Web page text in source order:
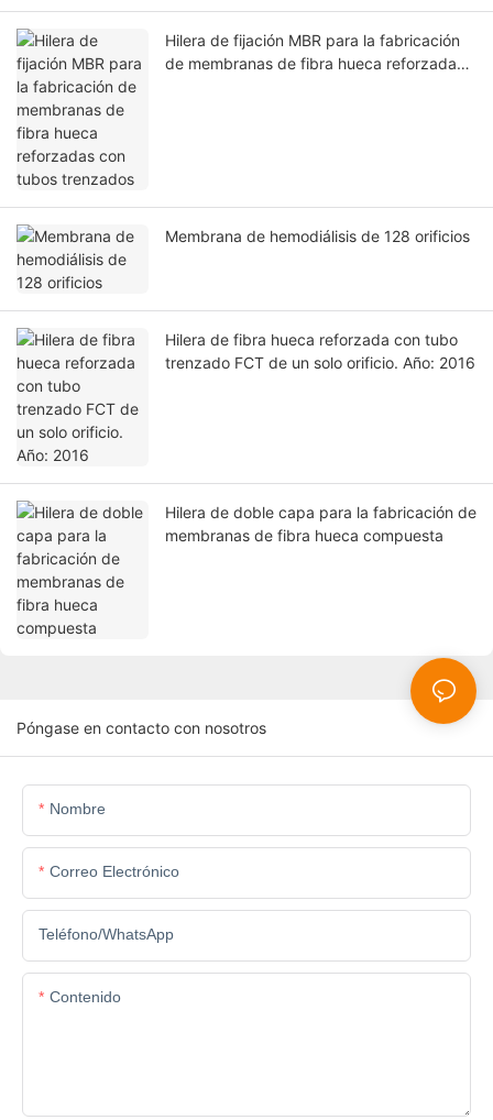
Hilera de fijación MBR para la fabricación
de membranas de fibra hueca reforzadas
Membrana de hemodiálisis de 128 orificios
Hilera de fibra hueca reforzada con tubo
trenzado FCT de un solo orificio. Año: 2016
Hilera de doble capa para la fabricación de
membranas de fibra hueca compuesta
Póngase en contacto con nosotros
Nombre
Correo Electrónico
Teléfono/WhatsApp
Contenido